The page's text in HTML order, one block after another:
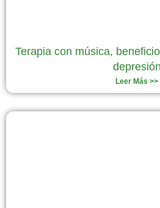
Terapia con música,
depresión
Leer Más >>